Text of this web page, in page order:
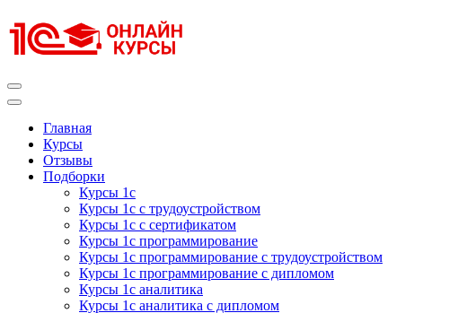
к
содержимому
Главная
Курсы
Отзывы
Подборки
Курсы 1с
Курсы 1с с трудоустройством
Курсы 1с с сертификатом
Курсы 1с программирование
Курсы 1с программирование с трудоустройством
Курсы 1с программирование с дипломом
Курсы 1с аналитика
Курсы 1с аналитика с дипломом